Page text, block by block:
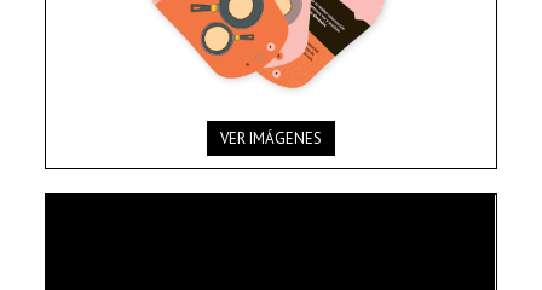
VER IMÁGENES